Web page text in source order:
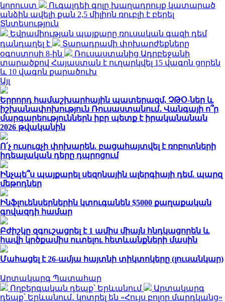
կորուստ
Ուգալդեի գոլը խաղադրույք կատարած
անձին ավելի քան 2,5 միլիոն ռուբլի է բերել
Տնտեսություն
Եվրամիության պայքարը ռուսական գազի դեմ
դանդաղել է
Տարադրամի փոխարժեքները
օգոստոսի 8-ին
Ռուսաստանից Ադրբեջանի
տարածքով Հայաստան է ուղարկվել 15 վագոն ցորեն
և 10 վագոն քարածուխ
Այլ
Երրորդ համաշխարհային պատերազմ, ՉԹՕ-ներ և
իշխանափոխություն Ռուսաստանում․ Վանգայի ո՞ր
մարգարեություններն իբր պետք է իրականանան
2026 թվականին
Ո՛չ ուսուցչի փոխարեն. բացահայտվել է ռոբոտների
իդեալական դերը դպրոցում
Ինչպե՞ս պայքարել սեզոնային ալերգիայի դեմ. պարզ
մեթոդներ
Ինֆլուենսերներին կտուգանեն $5000 քաղաքական
գովազդի համար
Բժիշկը զգուշացրել է 1 ամիս միայն հնդկացորեն և
հավի կրծքամիս ուտելու հետևանքների մասին
Մահացել է 26-ամյա հայտնի տիկտոկերը (լուսանկար)
Արտակարգ Պատահար
Ողբերգական դեպք՝ Երևանում
Արտակարգ
դեպք՝ Երևանում․ կոտրել են «Հույս բոլոր մարդկանց»